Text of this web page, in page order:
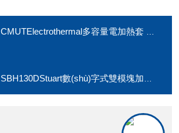
CMUTElectrothermal多容量電加熱套 CMUT
SBH130DStuart數(shù)字式雙模塊加熱器